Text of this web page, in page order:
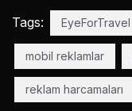
Tags: EyeForTravel
mobil reklamlar
reklam harcamaları